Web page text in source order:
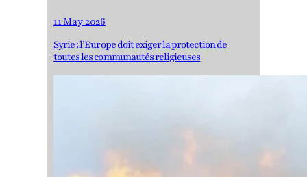
11 May 2026
Syrie : l’Europe doit exiger la protection de
toutes les communautés religieuses